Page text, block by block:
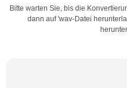
Bitte warten Sie, bis die
dann auf 'wav-Datei